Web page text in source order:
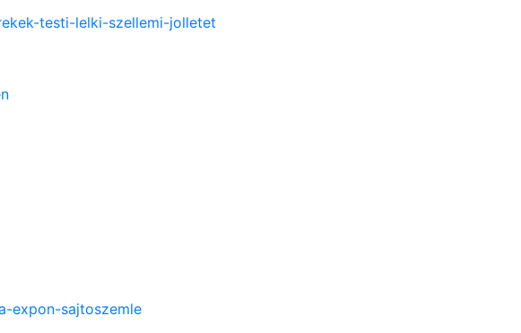
testi-lelki-szellemi-jolletet
expon-sajtoszemle